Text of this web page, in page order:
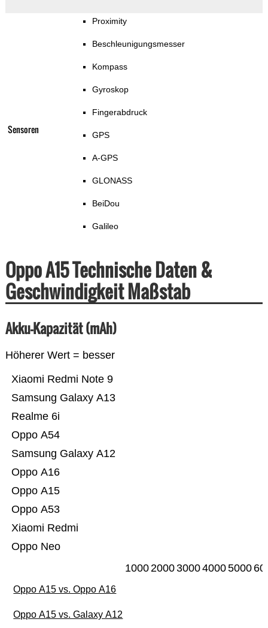
Sensoren
Proximity
Beschleunigungsmesser
Kompass
Gyroskop
Fingerabdruck
GPS
A-GPS
GLONASS
BeiDou
Galileo
Oppo A15 Technische Daten &
Geschwindigkeit Maßstab
Akku-Kapazität (mAh)
Höherer Wert = besser
Oppo Neo
Xiaomi Redmi
Oppo A53
Oppo A15
Oppo A16
Samsung Galaxy A12
Oppo A54
Realme 6i
Samsung Galaxy A13
Xiaomi Redmi Note 9
10002000300040005000
Oppo A15 vs. Oppo A16
Oppo A15 vs. Galaxy A12